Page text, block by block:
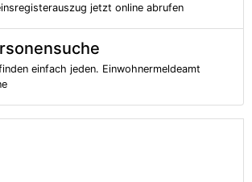
jetzt online abrufen
einfach jeden. Einwohnermeldeamt